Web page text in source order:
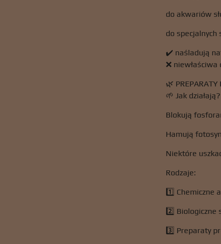
do akwariów
do specjalnych
✔️ naśladują
❌
🌿 PREPARATY
🌱 Jak działają?
Blokują
Hamują
Niektóre
Rodzaje:
1️⃣ Chemiczne
2️⃣ Biologiczne
3️⃣ Preparaty